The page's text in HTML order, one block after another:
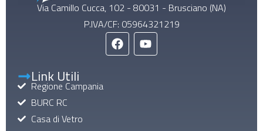
Via Camillo Cucca, 102 - 80031 - Brusciano (NA)
P.IVA/CF: 05964321219
Link Utili
Regione Campania
BURC RC
Casa di Vetro